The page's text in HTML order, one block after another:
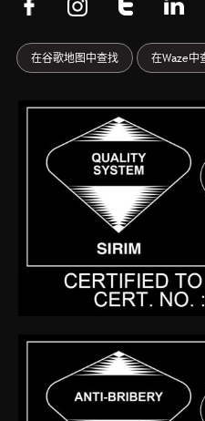
F
c
e
o
I
s
t
g
r
m
T
m
b
r
L
n
k
d
i
n
在谷歌地图中查找 在Waze中